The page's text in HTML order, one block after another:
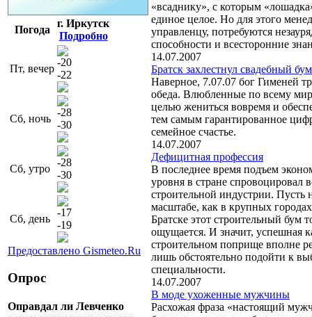
Погода
г. Иркутск
Подробно
Пт, вечер
-20
-22
Сб, ночь
-28
-30
Сб, утро
-28
-30
Сб, день
-17
-19
Предоставлено Gismeteo.Ru
Опрос
Оправдал ли Левченко
«всаднику», с которым
единое целое. Но для этого
управленцу, потребуются
способности и всесторонние
14.07.2007
Братск захлестнул свадебный бум
Наверное, 7.07.07 бог Гименей
обеда. Влюбленные по всему
целью жениться вовремя и
тем самым гарантированное
семейное счастье.
14.07.2007
Дефицитная профессия
В последнее время подъем
уровня в стране спровоцировал
строительной индустрии. Пусть
масштабе, как в крупных
Братске этот строительный бум
ощущается. И значит, успешная
строительном поприще вполне
лишь обстоятельно подойти к
специальности.
14.07.2007
В моде ухоженные мужчины
Расхожая фраза «настоящий